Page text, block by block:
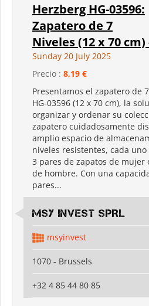
Herzberg HG-03596:
Zapatero de 7
Niveles (12 x 70 cm)
Sunday 20 July 2025
Precio : 8,19 €
Presentamos el zapatero de
HG-03596 (12 x 70 cm), la
organizar y ordenar su
zapatero cuidadosamente
amplio espacio de
niveles resistentes, cada
3 pares de zapatos de mujer
de hombre. Con una
pares...
MSY INVEST SPRL
msyinvest
1070 - Brussels
+32 4 85 44 80 85